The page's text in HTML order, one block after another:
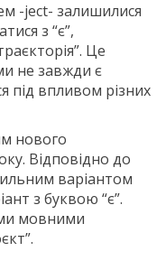
-ject- залишилися
з “є”,
Це
не завжди є
під впливом різних
нового
Відповідно до
варіантом
з буквою “є”.
мовними